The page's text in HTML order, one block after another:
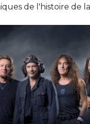
de l'histoire de